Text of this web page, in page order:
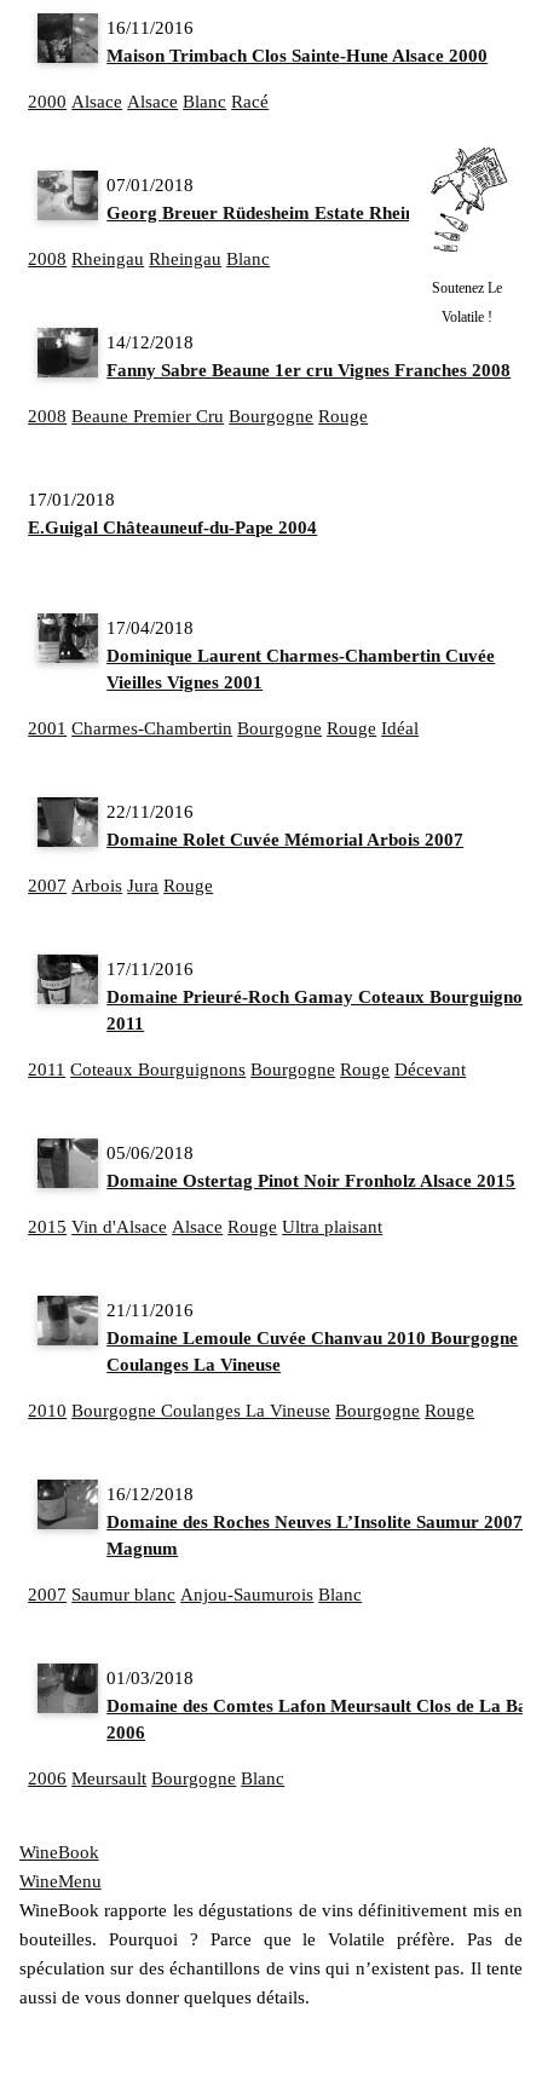
16/11/2016
Maison Trimbach Clos Sainte-Hune Alsace 2000
2000 Alsace Alsace Blanc Racé
07/01/2018
Georg Breuer Rüdesheim Estate Rheingau 2008
2008 Rheingau Rheingau Blanc
14/12/2018
Fanny Sabre Beaune 1er cru Vignes Franches 2008
2008 Beaune Premier Cru Bourgogne Rouge
17/01/2018
E.Guigal Châteauneuf-du-Pape 2004
17/04/2018
Dominique Laurent Charmes-Chambertin Cuvée
Vieilles Vignes 2001
2001 Charmes-Chambertin Bourgogne Rouge Idéal
22/11/2016
Domaine Rolet Cuvée Mémorial Arbois 2007
2007 Arbois Jura Rouge
17/11/2016
Domaine Prieuré-Roch Gamay Coteaux Bourguignons
2011
2011 Coteaux Bourguignons Bourgogne Rouge Décevant
05/06/2018
Domaine Ostertag Pinot Noir Fronholz Alsace 2015
2015 Vin d'Alsace Alsace Rouge Ultra plaisant
21/11/2016
Domaine Lemoule Cuvée Chanvau 2010 Bourgogne
Coulanges La Vineuse
2010 Bourgogne Coulanges La Vineuse Bourgogne Rouge
16/12/2018
Domaine des Roches Neuves L’Insolite Saumur 2007
Magnum
2007 Saumur blanc Anjou-Saumurois Blanc
01/03/2018
Domaine des Comtes Lafon Meursault Clos de La
2006
2006 Meursault Bourgogne Blanc
WineBook
WineMenu
WineBook rapporte les dégustations de vins définitivement mis en
bouteilles. Pourquoi ? Parce que le Volatile préfère. Pas de
spéculation sur des échantillons de vins qui n’existent pas. Il tente
aussi de vous donner quelques détails.
Soutenez Le
Volatile !